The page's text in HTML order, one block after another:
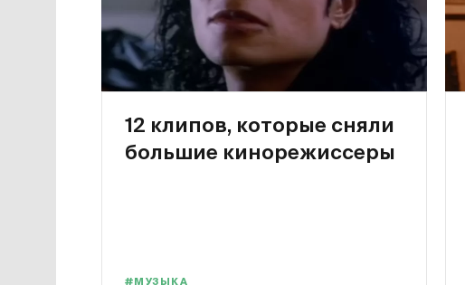
12 клипов, которые сняли
большие кинорежиссеры
#МУЗЫКА